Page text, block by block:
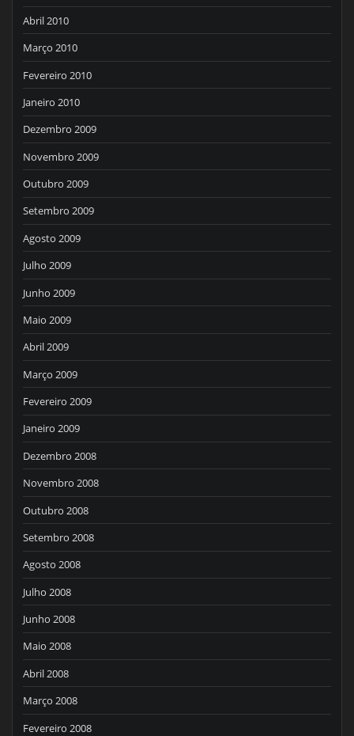
Abril 2010
Março 2010
Fevereiro 2010
Janeiro 2010
Dezembro 2009
Novembro 2009
Outubro 2009
Setembro 2009
Agosto 2009
Julho 2009
Junho 2009
Maio 2009
Abril 2009
Março 2009
Fevereiro 2009
Janeiro 2009
Dezembro 2008
Novembro 2008
Outubro 2008
Setembro 2008
Agosto 2008
Julho 2008
Junho 2008
Maio 2008
Abril 2008
Março 2008
Fevereiro 2008